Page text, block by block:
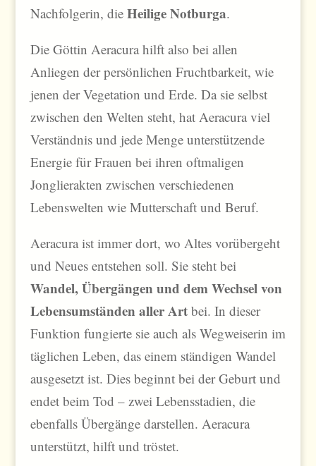
Nachfolgerin, die Heilige Notburga.
Die Göttin Aeracura hilft also bei allen
Anliegen der persönlichen Fruchtbarkeit, wie
jenen der Vegetation und Erde. Da sie selbst
zwischen den Welten steht, hat Aeracura viel
Verständnis und jede Menge unterstützende
Energie für Frauen bei ihren oftmaligen
Jonglierakten zwischen verschiedenen
Lebenswelten wie Mutterschaft und Beruf.
Aeracura ist immer dort, wo Altes vorübergeht
und Neues entstehen soll. Sie steht bei
Wandel, Übergängen und dem Wechsel von
Lebensumständen aller Artbei. In dieser
Funktion fungierte sie auch als Wegweiserin im
täglichen Leben, das einem ständigen Wandel
ausgesetzt ist. Dies beginnt bei der Geburt und
endet beim Tod – zwei Lebensstadien, die
ebenfalls Übergänge darstellen. Aeracura
unterstützt, hilft und tröstet.